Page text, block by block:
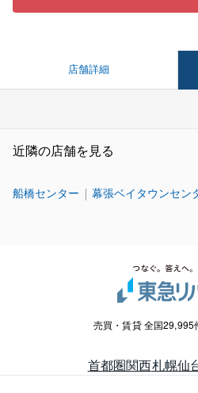
店舗詳細
近隣の店舗を見る
船橋センター 幕張ベイタウンセン
売買・賃貸 全国29,995
首都圏関西札幌仙